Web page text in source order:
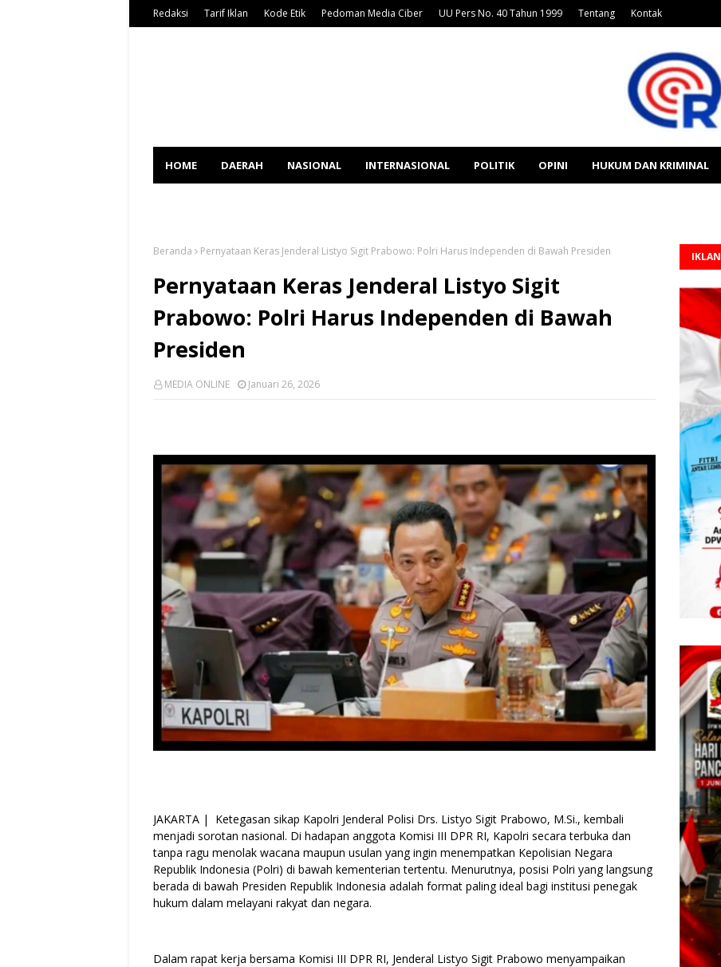
Redaksi Tarif Iklan Kode Etik Pedoman Media Ciber UU Pers No. 40 Tahun 1999 Tentang Kontak
HOME DAERAH NASIONAL INTERNASIONAL POLITIK OPINI HUKUM DAN KRIMINAL
Beranda Pernyataan Keras Jenderal Listyo Sigit Prabowo: Polri Harus Independen di Bawah Presiden
Pernyataan Keras Jenderal Listyo Sigit
Prabowo: Polri Harus Independen di Bawah
Presiden
MEDIA ONLINE Januari 26, 2026
JAKARTA | Ketegasan sikap Kapolri Jenderal Polisi Drs. Listyo Sigit Prabowo, M.Si., kembali
menjadi sorotan nasional. Di hadapan anggota Komisi III DPR RI, Kapolri secara terbuka dan
tanpa ragu menolak wacana maupun usulan yang ingin menempatkan Kepolisian Negara
Republik Indonesia (Polri) di bawah kementerian tertentu. Menurutnya, posisi Polri yang langsung
berada di bawah Presiden Republik Indonesia adalah format paling ideal bagi institusi penegak
hukum dalam melayani rakyat dan negara.
Dalam rapat kerja bersama Komisi III DPR RI, Jenderal Listyo Sigit Prabowo menyampaikan
IKLAN